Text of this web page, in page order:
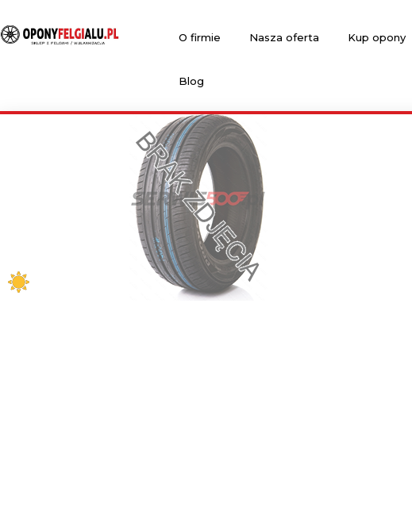
O firmie Nasza oferta Kup opony
Blog